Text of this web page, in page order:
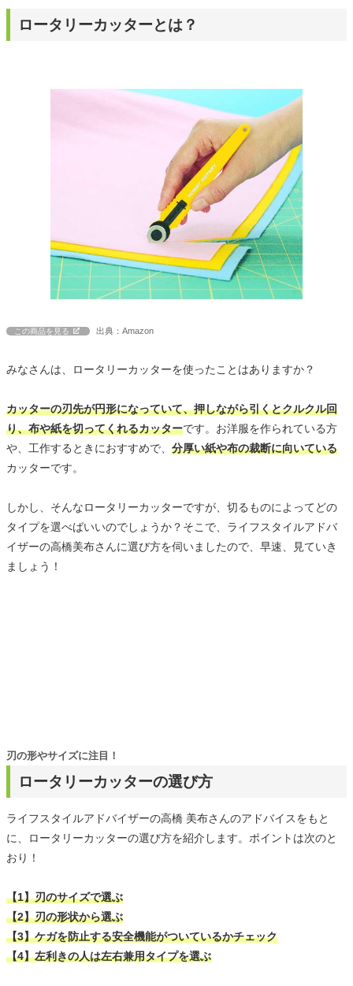
ロータリーカッターとは？
この商品を見る 出典：Amazon
みなさんは、ロータリーカッターを使ったことはありますか？
カッターの刃先が円形になっていて、押しながら引くとクルクル回
り、布や紙を切ってくれるカッターです。お洋服を作られている方
や、工作するときにおすすめで、 分厚い紙や布の裁断に向いている
カッターです。
しかし、そんなロータリーカッターですが、切るものによってどの
タイプを選べばいいのでしょうか？そこで、ライフスタイルアドバ
イザーの高橋美布さんに選び方を伺いましたので、早速、見ていき
ましょう！
ロータリーカッターの選び方
刃の形やサイズに注目！
ライフスタイルアドバイザーの高橋 美布さんのアドバイスをもと
に、ロータリーカッターの選び方を紹介します。ポイントは次のと
おり！
【1】刃のサイズで選ぶ
【2】刃の形状から選ぶ
【3】ケガを防止する安全機能がついているかチェック
【4】左利きの人は左右兼用タイプを選ぶ